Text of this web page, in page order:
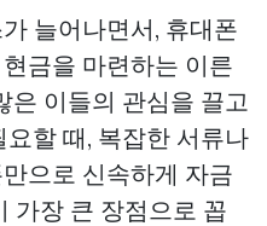
늘어나면서, 휴대폰
금을 마련하는 이른
은 이들의 관심을 끌고
할 때, 복잡한 서류나
으로 신속하게 자금
가장 큰 장점으로 꼽